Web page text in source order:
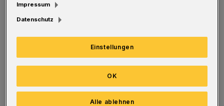
hat einmal gesagt: „Was geht mich mein
Geschwätz von gestern an?“ Die
Neubewertung eines Sachverhaltes hatte zu
seinem Meinungswechsel geführt. Konrad
Adenauer war Mitglied der CDU. Ist somit
Populismus eine Erfindung der CDU?
Impressum
Datenschutz
Einstellungen
Alle ablehnen
OK